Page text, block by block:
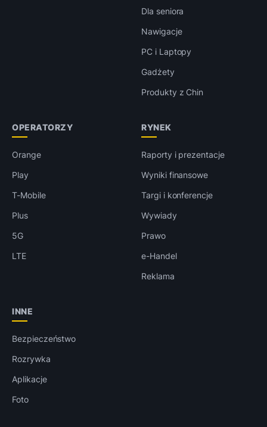
Dla seniora
Nawigacje
PC i Laptopy
Gadżety
Produkty z Chin
OPERATORZY
Orange
Play
T-Mobile
Plus
5G
LTE
RYNEK
Raporty i prezentacje
Wyniki finansowe
Targi i konferencje
Wywiady
Prawo
e-Handel
Reklama
INNE
Bezpieczeństwo
Rozrywka
Aplikacje
Foto